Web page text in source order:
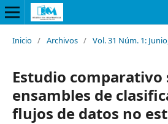
Inicio / Archivos / Vol. 31 Núm. 1:
Estudio comparativo
ensambles de
flujos de datos no